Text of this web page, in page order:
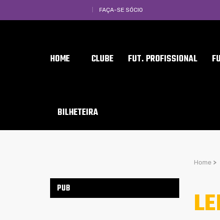
FAÇA-SE SÓCIO
HOME CLUBE FUT. PROFISSIONAL
BILHETEIRA
Home >
PUB